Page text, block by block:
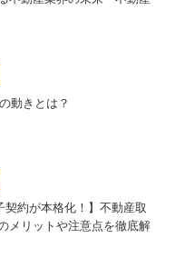
動きとは？
契約が本格化！】不動産取
メリットや注意点を徹底解